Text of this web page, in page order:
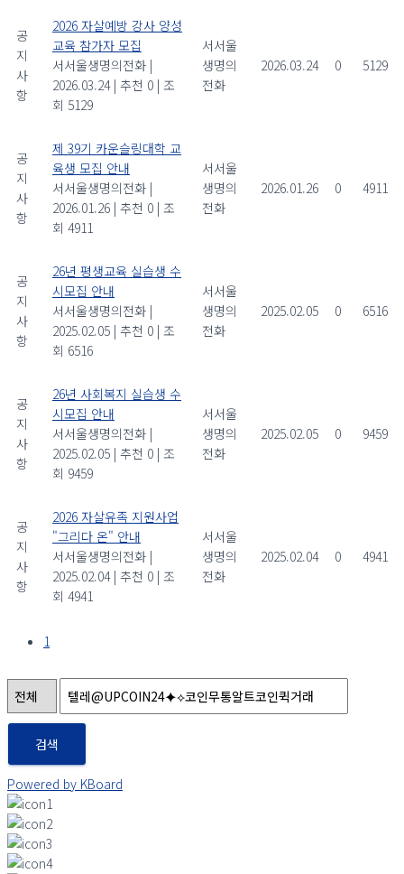
공
지
사
항
2026 자살예방 강사 양성
교육 참가자 모집
서서울생명의전화 |
2026.03.24 | 추천 0 | 조
회 5129
서서울
생명의
전화
2026.03.24 0 5129
공
지
사
항
제 39기 카운슬링대학 교
육생 모집 안내
서서울생명의전화 |
2026.01.26 | 추천 0 | 조
회 4911
서서울
생명의
전화
2026.01.26 0 4911
공
지
사
항
26년 평생교육 실습생 수
시모집 안내
서서울생명의전화 |
2025.02.05 | 추천 0 | 조
회 6516
서서울
생명의
전화
2025.02.05 0 6516
공
지
사
항
26년 사회복지 실습생 수
시모집 안내
서서울생명의전화 |
2025.02.05 | 추천 0 | 조
회 9459
서서울
생명의
전화
2025.02.05 0 9459
공
지
사
항
2026 자살유족 지원사업
"그리다 온" 안내
서서울생명의전화 |
2025.02.04 | 추천 0 | 조
회 4941
서서울
생명의
전화
2025.02.04 0 4941
1
검색
Powered by KBoard